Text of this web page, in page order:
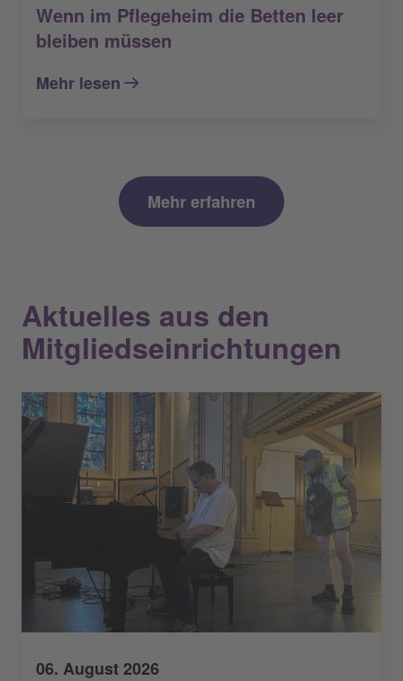
Wenn im Pflegeheim die Betten leer
bleiben müssen
Mehr lesen
Mehr erfahren
Aktuelles aus den
Mitgliedseinrichtungen
06. August 2026